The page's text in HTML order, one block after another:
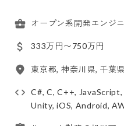
オープン系開発エンジ
333万円〜750万円
東京都, 神奈川県, 千葉
C#, C, C++,
Unity, iOS, Android,